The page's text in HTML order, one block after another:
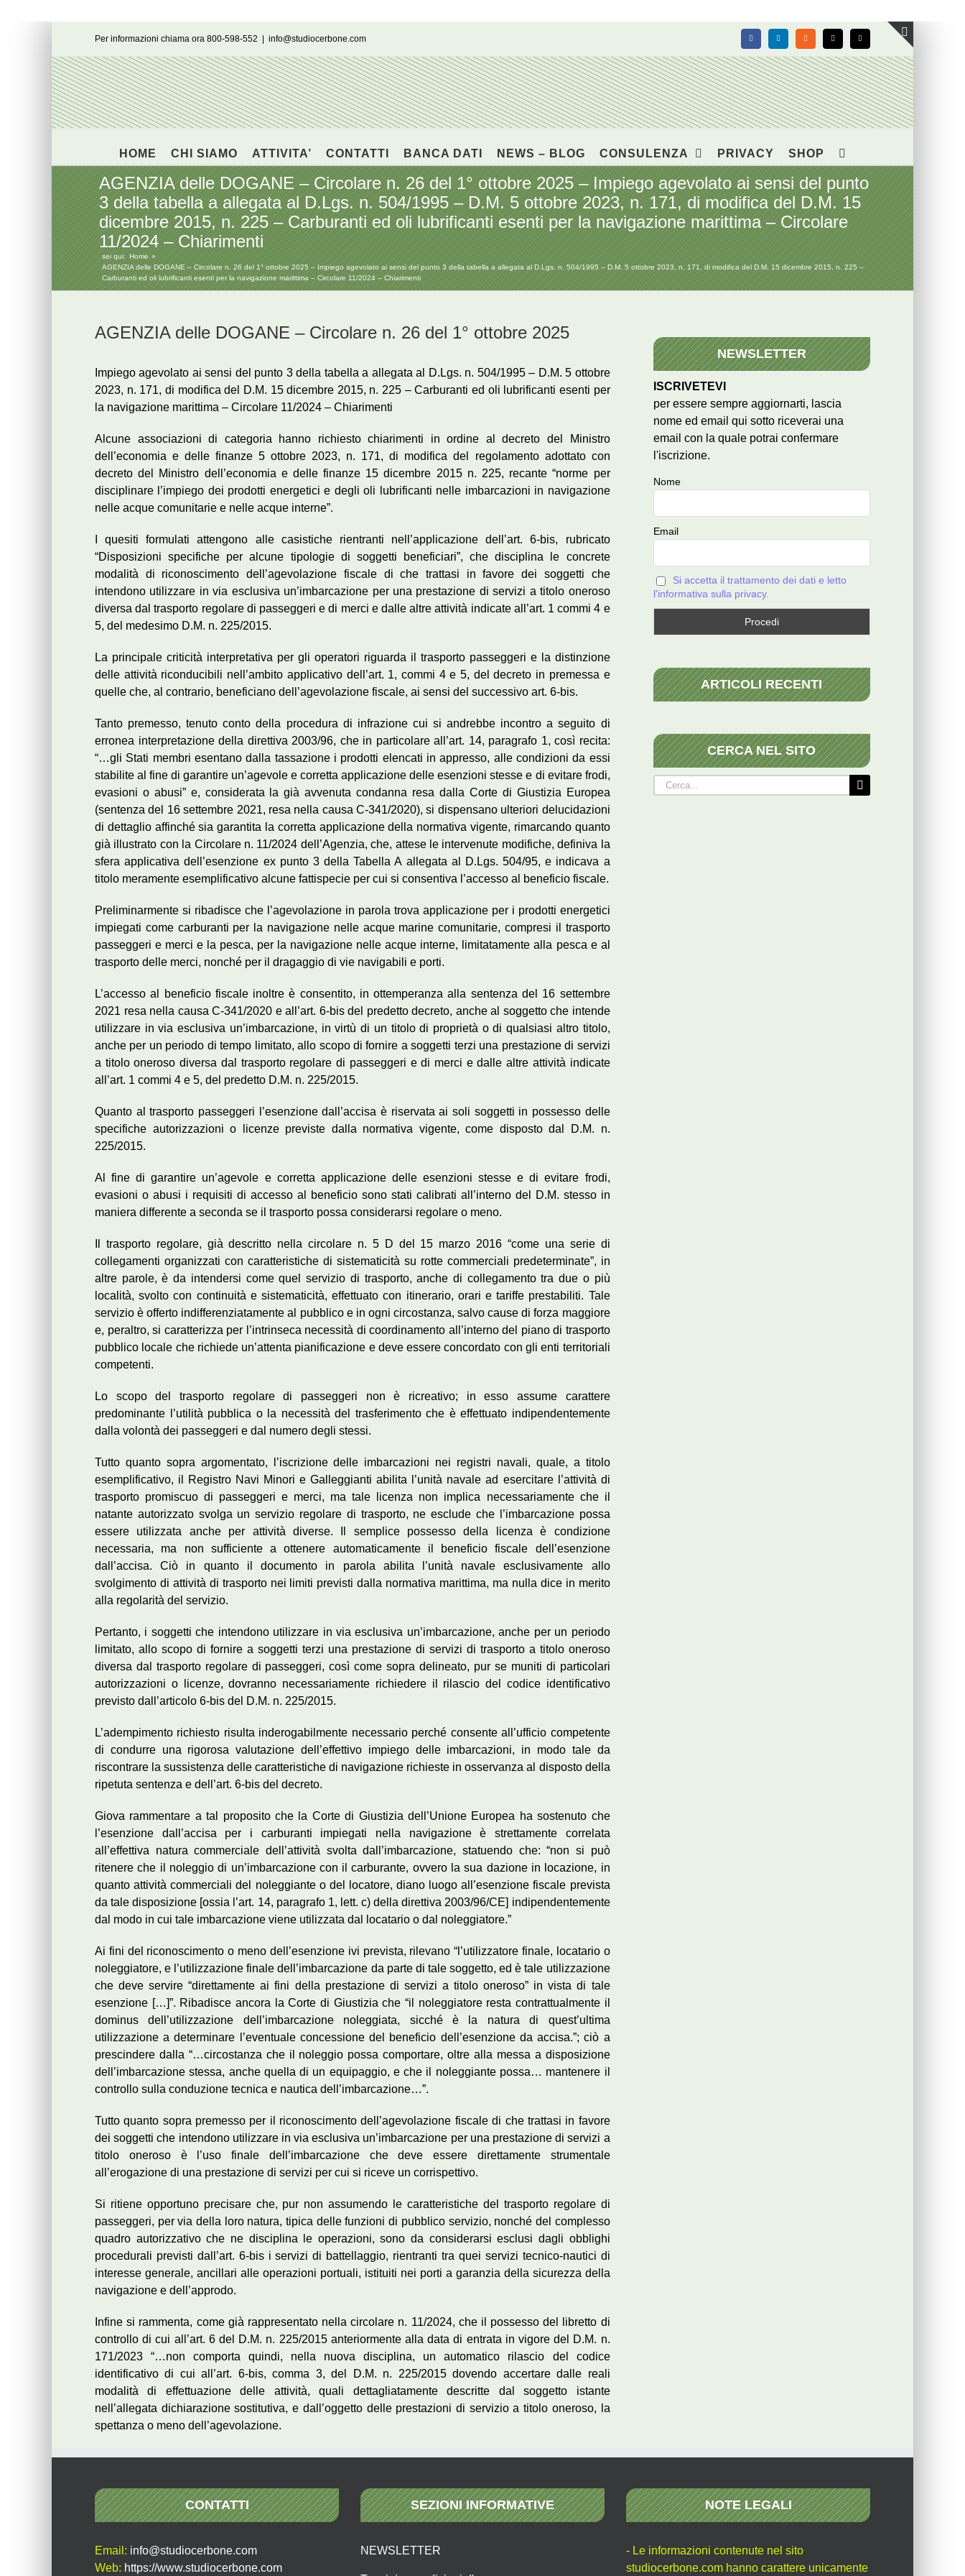
Per informazioni chiama ora 800-598-552 info@studiocerbone.com FacebookLinkedIn Rss X Email
HOME CHI SIAMO ATTIVITA’ CONTATTI BANCA DATI NEWS – BLOG CONSULENZA PRIVACY SHOP
AGENZIA delle DOGANE – Circolare n. 26 del 1° ottobre 2025 – Impiego agevolato ai sensi del punto
3 della tabella a allegata al D.Lgs. n. 504/1995 – D.M. 5 ottobre 2023, n. 171, di modifica del D.M. 15
dicembre 2015, n. 225 – Carburanti ed oli lubrificanti esenti per la navigazione marittima – Circolare
11/2024 – Chiarimenti
sei qui: Home
AGENZIA delle DOGANE – Circolare n. 26 del 1° ottobre 2025 – Impiego agevolato ai sensi del punto 3 della tabella a allegata al D.Lgs. n. 504/1995 – D.M. 5 ottobre 2023, n. 171, di modifica del D.M. 15 dicembre 2015, n. 225 –
Carburanti ed oli lubrificanti esenti per la navigazione marittima – Circolare 11/2024 – Chiarimenti
AGENZIA delle DOGANE – Circolare n. 26 del 1° ottobre 2025
Impiego agevolato ai sensi del punto 3 della tabella a allegata al D.Lgs. n. 504/1995 – D.M. 5 ottobre
2023, n. 171, di modifica del D.M. 15 dicembre 2015, n. 225 – Carburanti ed oli lubrificanti esenti per
la navigazione marittima – Circolare 11/2024 – Chiarimenti
Alcune associazioni di categoria hanno richiesto chiarimenti in ordine al decreto del Ministro
dell’economia e delle finanze 5 ottobre 2023, n. 171, di modifica del regolamento adottato con
decreto del Ministro dell’economia e delle finanze 15 dicembre 2015 n. 225, recante “norme per
disciplinare l’impiego dei prodotti energetici e degli oli lubrificanti nelle imbarcazioni in navigazione
nelle acque comunitarie e nelle acque interne”.
I quesiti formulati attengono alle casistiche rientranti nell’applicazione dell’art. 6-bis, rubricato
“Disposizioni specifiche per alcune tipologie di soggetti beneficiari”, che disciplina le concrete
modalità di riconoscimento dell’agevolazione fiscale di che trattasi in favore dei soggetti che
intendono utilizzare in via esclusiva un’imbarcazione per una prestazione di servizi a titolo oneroso
diversa dal trasporto regolare di passeggeri e di merci e dalle altre attività indicate all’art. 1 commi 4 e
5, del medesimo D.M. n. 225/2015.
La principale criticità interpretativa per gli operatori riguarda il trasporto passeggeri e la distinzione
delle attività riconducibili nell’ambito applicativo dell’art. 1, commi 4 e 5, del decreto in premessa e
quelle che, al contrario, beneficiano dell’agevolazione fiscale, ai sensi del successivo art. 6-bis.
Tanto premesso, tenuto conto della procedura di infrazione cui si andrebbe incontro a seguito di
erronea interpretazione della direttiva 2003/96, che in particolare all’art. 14, paragrafo 1, così recita:
“…gli Stati membri esentano dalla tassazione i prodotti elencati in appresso, alle condizioni da essi
stabilite al fine di garantire un’agevole e corretta applicazione delle esenzioni stesse e di evitare frodi,
evasioni o abusi” e, considerata la già avvenuta condanna resa dalla Corte di Giustizia Europea
(sentenza del 16 settembre 2021, resa nella causa C-341/2020), si dispensano ulteriori delucidazioni
di dettaglio affinché sia garantita la corretta applicazione della normativa vigente, rimarcando quanto
già illustrato con la Circolare n. 11/2024 dell’Agenzia, che, attese le intervenute modifiche, definiva la
sfera applicativa dell’esenzione ex punto 3 della Tabella A allegata al D.Lgs. 504/95, e indicava a
titolo meramente esemplificativo alcune fattispecie per cui si consentiva l’accesso al beneficio fiscale.
Preliminarmente si ribadisce che l’agevolazione in parola trova applicazione per i prodotti energetici
impiegati come carburanti per la navigazione nelle acque marine comunitarie, compresi il trasporto
passeggeri e merci e la pesca, per la navigazione nelle acque interne, limitatamente alla pesca e al
trasporto delle merci, nonché per il dragaggio di vie navigabili e porti.
L’accesso al beneficio fiscale inoltre è consentito, in ottemperanza alla sentenza del 16 settembre
2021 resa nella causa C-341/2020 e all’art. 6-bis del predetto decreto, anche al soggetto che intende
utilizzare in via esclusiva un’imbarcazione, in virtù di un titolo di proprietà o di qualsiasi altro titolo,
anche per un periodo di tempo limitato, allo scopo di fornire a soggetti terzi una prestazione di servizi
a titolo oneroso diversa dal trasporto regolare di passeggeri e di merci e dalle altre attività indicate
all’art. 1 commi 4 e 5, del predetto D.M. n. 225/2015.
Quanto al trasporto passeggeri l’esenzione dall’accisa è riservata ai soli soggetti in possesso delle
specifiche autorizzazioni o licenze previste dalla normativa vigente, come disposto dal D.M. n.
225/2015.
Al fine di garantire un’agevole e corretta applicazione delle esenzioni stesse e di evitare frodi,
evasioni o abusi i requisiti di accesso al beneficio sono stati calibrati all’interno del D.M. stesso in
maniera differente a seconda se il trasporto possa considerarsi regolare o meno.
Il trasporto regolare, già descritto nella circolare n. 5 D del 15 marzo 2016 “come una serie di
collegamenti organizzati con caratteristiche di sistematicità su rotte commerciali predeterminate”, in
altre parole, è da intendersi come quel servizio di trasporto, anche di collegamento tra due o più
località, svolto con continuità e sistematicità, effettuato con itinerario, orari e tariffe prestabiliti. Tale
servizio è offerto indifferenziatamente al pubblico e in ogni circostanza, salvo cause di forza maggiore
e, peraltro, si caratterizza per l’intrinseca necessità di coordinamento all’interno del piano di trasporto
pubblico locale che richiede un’attenta pianificazione e deve essere concordato con gli enti territoriali
competenti.
Lo scopo del trasporto regolare di passeggeri non è ricreativo; in esso assume carattere
predominante l’utilità pubblica o la necessità del trasferimento che è effettuato indipendentemente
dalla volontà dei passeggeri e dal numero degli stessi.
Tutto quanto sopra argomentato, l’iscrizione delle imbarcazioni nei registri navali, quale, a titolo
esemplificativo, il Registro Navi Minori e Galleggianti abilita l’unità navale ad esercitare l’attività di
trasporto promiscuo di passeggeri e merci, ma tale licenza non implica necessariamente che il
natante autorizzato svolga un servizio regolare di trasporto, ne esclude che l’imbarcazione possa
essere utilizzata anche per attività diverse. Il semplice possesso della licenza è condizione
necessaria, ma non sufficiente a ottenere automaticamente il beneficio fiscale dell’esenzione
dall’accisa. Ciò in quanto il documento in parola abilita l’unità navale esclusivamente allo
svolgimento di attività di trasporto nei limiti previsti dalla normativa marittima, ma nulla dice in merito
alla regolarità del servizio.
Pertanto, i soggetti che intendono utilizzare in via esclusiva un’imbarcazione, anche per un periodo
limitato, allo scopo di fornire a soggetti terzi una prestazione di servizi di trasporto a titolo oneroso
diversa dal trasporto regolare di passeggeri, così come sopra delineato, pur se muniti di particolari
autorizzazioni o licenze, dovranno necessariamente richiedere il rilascio del codice identificativo
previsto dall’articolo 6-bis del D.M. n. 225/2015.
L’adempimento richiesto risulta inderogabilmente necessario perché consente all’ufficio competente
di condurre una rigorosa valutazione dell’effettivo impiego delle imbarcazioni, in modo tale da
riscontrare la sussistenza delle caratteristiche di navigazione richieste in osservanza al disposto della
ripetuta sentenza e dell’art. 6-bis del decreto.
Giova rammentare a tal proposito che la Corte di Giustizia dell’Unione Europea ha sostenuto che
l’esenzione dall’accisa per i carburanti impiegati nella navigazione è strettamente correlata
all’effettiva natura commerciale dell’attività svolta dall’imbarcazione, statuendo che: “non si può
ritenere che il noleggio di un’imbarcazione con il carburante, ovvero la sua dazione in locazione, in
quanto attività commerciali del noleggiante o del locatore, diano luogo all’esenzione fiscale prevista
da tale disposizione [ossia l’art. 14, paragrafo 1, lett. c) della direttiva 2003/96/CE] indipendentemente
dal modo in cui tale imbarcazione viene utilizzata dal locatario o dal noleggiatore.”
Ai fini del riconoscimento o meno dell’esenzione ivi prevista, rilevano “l’utilizzatore finale, locatario o
noleggiatore, e l’utilizzazione finale dell’imbarcazione da parte di tale soggetto, ed è tale utilizzazione
che deve servire “direttamente ai fini della prestazione di servizi a titolo oneroso” in vista di tale
esenzione […]”. Ribadisce ancora la Corte di Giustizia che “il noleggiatore resta contrattualmente il
dominus dell’utilizzazione dell’imbarcazione noleggiata, sicché è la natura di quest’ultima
utilizzazione a determinare l’eventuale concessione del beneficio dell’esenzione da accisa.”; ciò a
prescindere dalla “…circostanza che il noleggio possa comportare, oltre alla messa a disposizione
dell’imbarcazione stessa, anche quella di un equipaggio, e che il noleggiante possa… mantenere il
controllo sulla conduzione tecnica e nautica dell’imbarcazione…”.
Tutto quanto sopra premesso per il riconoscimento dell’agevolazione fiscale di che trattasi in favore
dei soggetti che intendono utilizzare in via esclusiva un’imbarcazione per una prestazione di servizi a
titolo oneroso è l’uso finale dell’imbarcazione che deve essere direttamente strumentale
all’erogazione di una prestazione di servizi per cui si riceve un corrispettivo.
Si ritiene opportuno precisare che, pur non assumendo le caratteristiche del trasporto regolare di
passeggeri, per via della loro natura, tipica delle funzioni di pubblico servizio, nonché del complesso
quadro autorizzativo che ne disciplina le operazioni, sono da considerarsi esclusi dagli obblighi
procedurali previsti dall’art. 6-bis i servizi di battellaggio, rientranti tra quei servizi tecnico-nautici di
interesse generale, ancillari alle operazioni portuali, istituiti nei porti a garanzia della sicurezza della
navigazione e dell’approdo.
Infine si rammenta, come già rappresentato nella circolare n. 11/2024, che il possesso del libretto di
controllo di cui all’art. 6 del D.M. n. 225/2015 anteriormente alla data di entrata in vigore del D.M. n.
171/2023 “…non comporta quindi, nella nuova disciplina, un automatico rilascio del codice
identificativo di cui all’art. 6-bis, comma 3, del D.M. n. 225/2015 dovendo accertare dalle reali
modalità di effettuazione delle attività, quali dettagliatamente descritte dal soggetto istante
nell’allegata dichiarazione sostitutiva, e dall’oggetto delle prestazioni di servizio a titolo oneroso, la
spettanza o meno dell’agevolazione.
NEWSLETTER
ISCRIVETEVI
per essere sempre aggiornarti, lascia
nome ed email qui sotto riceverai una
email con la quale potrai confermare
l'iscrizione.
Nome
Email
Si accetta il trattamento dei dati e letto
l'informativa sulla privacy.
ARTICOLI RECENTI
CERCA NEL SITO
Cerca
per:
CONTATTI
Email: info@studiocerbone.com
Web: https://www.studiocerbone.com
SEZIONI INFORMATIVE
NEWSLETTER
NOTE LEGALI
- Le informazioni contenute nel sito
studiocerbone.com hanno carattere unicamente
Toggle
area
barra
scorrevole